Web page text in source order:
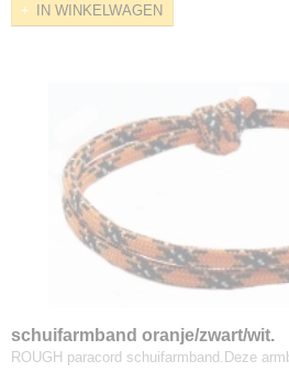
IN WINKELWAGEN
schuifarmband oranje/zwart/wit.
ROUGH paracord schuifarmband.Deze